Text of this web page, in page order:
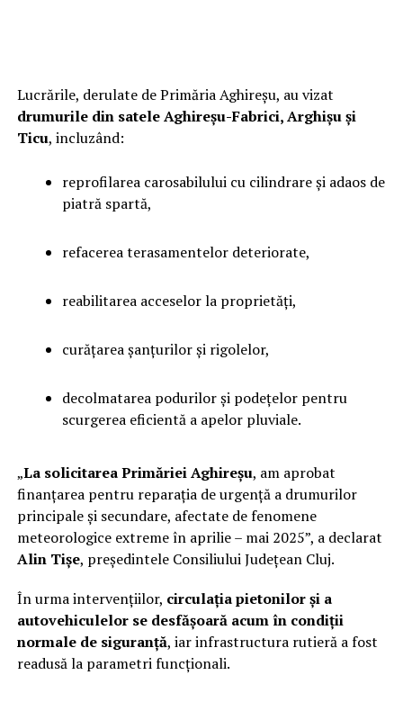
Lucrările, derulate de Primăria Aghireșu, au vizat
drumurile din satele Aghireșu-Fabrici, Arghișu și
Ticu, incluzând:
reprofilarea carosabilului cu cilindrare și adaos de
piatră spartă,
refacerea terasamentelor deteriorate,
reabilitarea acceselor la proprietăți,
curățarea șanțurilor și rigolelor,
decolmatarea podurilor și podețelor pentru
scurgerea eficientă a apelor pluviale.
„La solicitarea Primăriei Aghireșu, am aprobat
finanțarea pentru reparația de urgență a drumurilor
principale și secundare, afectate de fenomene
meteorologice extreme în aprilie – mai 2025”, a declarat
Alin Tișe, președintele Consiliului Județean Cluj.
În urma intervențiilor, circulația pietonilor și a
autovehiculelor se desfășoară acum în condiții
normale de siguranță, iar infrastructura rutieră a fost
readusă la parametri funcționali.